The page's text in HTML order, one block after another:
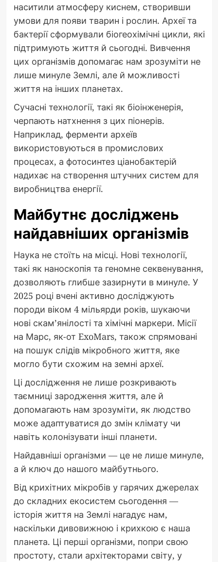
наситили атмосферу киснем, створивши
умови для появи тварин і рослин. Археї та
бактерії сформували біогеохімічні цикли, які
підтримують життя й сьогодні. Вивчення
цих організмів допомагає нам зрозуміти не
лише минуле Землі, але й можливості
життя на інших планетах.
Сучасні технології, такі як біоінженерія,
черпають натхнення з цих піонерів.
Наприклад, ферменти археїв
використовуються в промислових
процесах, а фотосинтез ціанобактерій
надихає на створення штучних систем для
виробництва енергії.
Майбутнє досліджень
найдавніших організмів
Наука не стоїть на місці. Нові технології,
такі як наноскопія та геномне секвенування,
дозволяють глибше зазирнути в минуле. У
2025 році вчені активно досліджують
породи віком 4 мільярди років, шукаючи
нові скам’янілості та хімічні маркери. Місії
на Марс, як-от ExoMars, також спрямовані
на пошук слідів мікробного життя, яке
могло бути схожим на земні археї.
Ці дослідження не лише розкривають
таємниці зародження життя, але й
допомагають нам зрозуміти, як людство
може адаптуватися до змін клімату чи
навіть колонізувати інші планети.
Найдавніші організми — це не лише минуле,
а й ключ до нашого майбутнього.
Від крихітних мікробів у гарячих джерелах
до складних екосистем сьогодення —
історія життя на Землі нагадує нам,
наскільки дивовижною і крихкою є наша
планета. Ці перші організми, попри свою
простоту, стали архітекторами світу, у